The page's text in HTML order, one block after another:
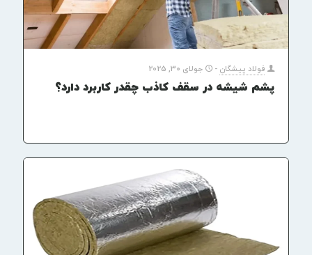
فولاد پیشگان - جولای 30, 2025
پشم شیشه در سقف کاذب چقدر کاربرد دارد؟